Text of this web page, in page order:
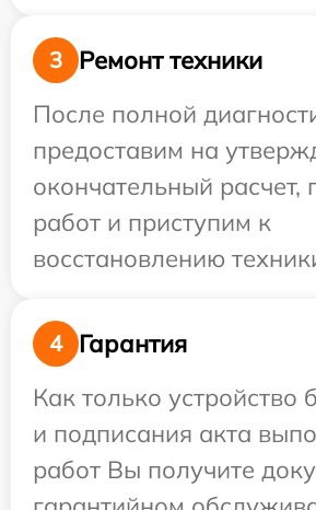
3
Ремонт техники
После полной
предоставим на
окончательный расчет,
работ и приступим к
восстановлению
4
Гарантия
Как только устройство
и подписания акта
работ Вы получите